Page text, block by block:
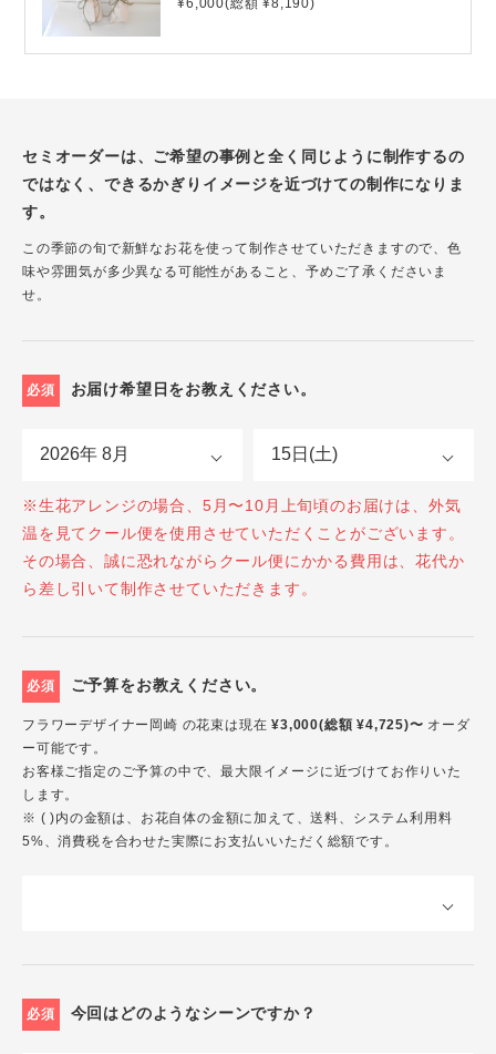
¥6,000(総額 ¥8,190)
セミオーダーは、ご希望の事例と全く同じように制作するの
ではなく、できるかぎりイメージを近づけての制作になりま
す。
この季節の旬で新鮮なお花を使って制作させていただきますので、色
味や雰囲気が多少異なる可能性があること、予めご了承くださいま
せ。
必須 お届け希望日をお教えください。
※生花アレンジの場合、5月〜10月上旬頃のお届けは、外気
温を見てクール便を使用させていただくことがございます。
その場合、誠に恐れながらクール便にかかる費用は、花代か
ら差し引いて制作させていただきます。
必須 ご予算をお教えください。
フラワーデザイナー岡崎 の花束は現在¥3,000(総額 ¥4,725)〜 オーダ
ー可能です。
お客様ご指定のご予算の中で、最大限イメージに近づけてお作りいた
します。
※ ( )内の金額は、お花自体の金額に加えて、送料、システム利用料
5%、消費税を合わせた実際にお支払いいただく総額です。
必須 今回はどのようなシーンですか？